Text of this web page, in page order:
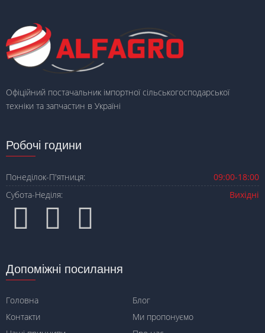
Офіційний постачальник імпортної сільськогосподарської
техніки та запчастин в Україні
Робочі години
Понеділок-П'ятниця:
09:00-18:00
Субота-Неділя:
Вихідні
Допоміжні посилання
Головна
Блог
Контакти
Ми пропонуємо